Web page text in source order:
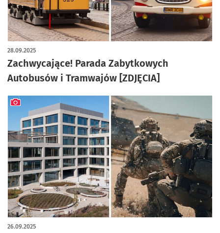
Zachwycające! Parada Zabytkowych
Autobusów i Tramwajów [ZDJĘCIA]
28.09.2025
artykuł z galerią zdjęć
26.09.2025
artykuł z galerią zdjęć